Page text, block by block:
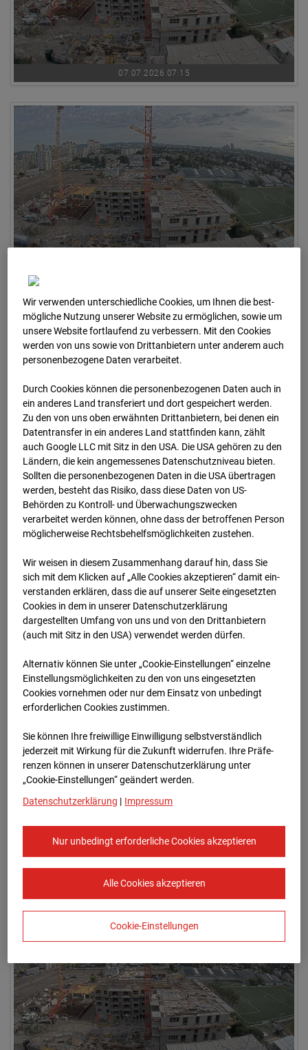
07.07.2026 07:15
07.07.2026 07:45
07.07.2026 08:00
Wir verwenden unterschiedliche Cookies, um Ihnen die best­
mögliche Nutzung unserer Website zu ermöglichen, sowie um
unsere Website fortlaufend zu verbessern. Mit den Cookies
werden von uns sowie von Drittanbietern unter anderem auch
personenbezogene Daten verarbeitet.
Durch Cookies können die personenbezogenen Daten auch in
ein anderes Land transferiert und dort gespeichert werden.
Zu den von uns oben erwähnten Drittanbietern, bei denen ein
Datentransfer in ein anderes Land stattfinden kann, zählt
auch Google LLC mit Sitz in den USA. Die USA gehören zu den
Ländern, die kein angemessenes Datenschutzniveau bieten.
Sollten die personenbezogenen Daten in die USA übertragen
werden, besteht das Risiko, dass diese Daten von US-
Behörden zu Kontroll- und Überwachungszwecken
verarbeitet werden können, ohne dass der betroffenen Person
möglicherweise Rechtsbehelfsmöglichkeiten zustehen.
Wir weisen in diesem Zusammenhang darauf hin, dass Sie
sich mit dem Klicken auf „Alle Cookies akzeptieren“ damit ein­
ver­standen erklären, dass die auf unserer Seite eingesetzten
Cookies in dem in unserer Datenschutzerklärung
dargestellten Umfang von uns und von den Drittanbietern
(auch mit Sitz in den USA) verwendet werden dürfen.
Alternativ können Sie unter „Cookie-Einstellungen“ einzelne
Einstellungsmöglichkeiten zu den von uns eingesetzten
Cookies vornehmen oder nur dem Einsatz von unbedingt
erforderlichen Cookies zustimmen.
Sie können Ihre freiwillige Einwilligung selbstverständlich
jederzeit mit Wirkung für die Zukunft widerrufen. Ihre Prä­fe­
renzen können in unserer Datenschutzerklärung unter
„Cookie-Einstellungen“ geändert werden.
Datenschutzerklärung | Impressum
Nur unbedingt erforderliche Cookies akzeptieren
Alle Cookies akzeptieren
Cookie-Einstellungen